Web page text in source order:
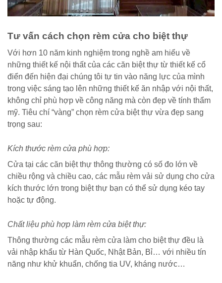
Tư vấn cách chọn rèm cửa cho biệt thự
Với hơn 10 năm kinh nghiệm trong nghề am hiểu về
những thiết kế nội thất của các căn biệt thự từ thiết kế cổ
điển đến hiện đại chúng tôi tự tin vào năng lực của mình
trong việc sáng tạo lên những thiết kế ăn nhập với nội thất,
không chỉ phù hợp về công năng mà còn đẹp về tính thẩm
mỹ. Tiêu chí “vàng” chọn rèm cửa biệt thự vừa đẹp sang
trọng sau:
Kích thước rèm cửa phù hợp:
Cửa tại các căn biệt thự thông thường có số đo lớn về
chiều rộng và chiều cao, các mẫu rèm vải sử dụng cho cửa
kích thước lớn trong biệt thự bạn có thể sử dụng kéo tay
hoặc tự động.
Chất liệu phù hợp làm rèm cửa biệt thự:
Thông thường các mẫu rèm cửa làm cho biệt thự đều là
vải nhập khẩu từ Hàn Quốc, Nhật Bản, Bỉ… với nhiều tín
năng như khử khuẩn, chống tia UV, kháng nước…